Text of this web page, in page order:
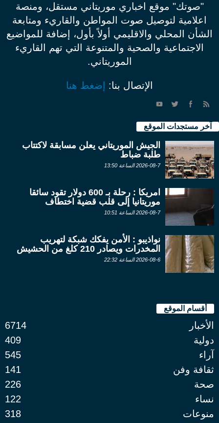
"صوتك" موقع اخباري موريتاني مستقل، ومنصة
اعلامية لتوصيل صوت المواطن والقاريء ومتابعة
الشأن المحلي والاقليمي أولاً بأول، إضافة للمواضيع
الاجتماعية والصحية والمتنوعة التي تهم القاريء
الموريتاني.
الإتصال بنا: إضغط هنا
آخر مستجدات الموقع
الجيش الموريتاني يعلن مسابقة لاكتتاب
طلبة ضباط
2026-08-7 الساعة 13:50
امريكا : رحلة بـ 600 دولار تقود سائقا
موريتانيا إلى قلب قضية اختطاف
2026-08-7 الساعة 10:51
نواذيبو : الأمن يفكك شبكة لتهريب
المخدرات ويصادر 210 كلغ من الحشيش
2026-08-6 الساعة 22:32
أقسام الموقع
الأخبار
6714
دولية
409
آراء
545
ثقافة وفن
141
صحة
226
نساء
122
منوعات
318